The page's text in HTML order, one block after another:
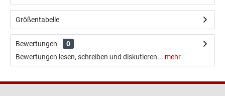
Größentabelle
Bewertungen
0
Bewertungen lesen, schreiben und diskutieren... mehr